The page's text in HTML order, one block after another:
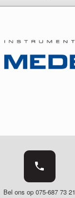
Bel ons op 075-687 73 21